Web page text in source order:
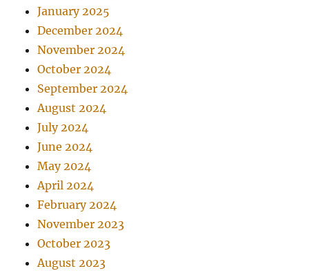
January 2025
December 2024
November 2024
October 2024
September 2024
August 2024
July 2024
June 2024
May 2024
April 2024
February 2024
November 2023
October 2023
August 2023